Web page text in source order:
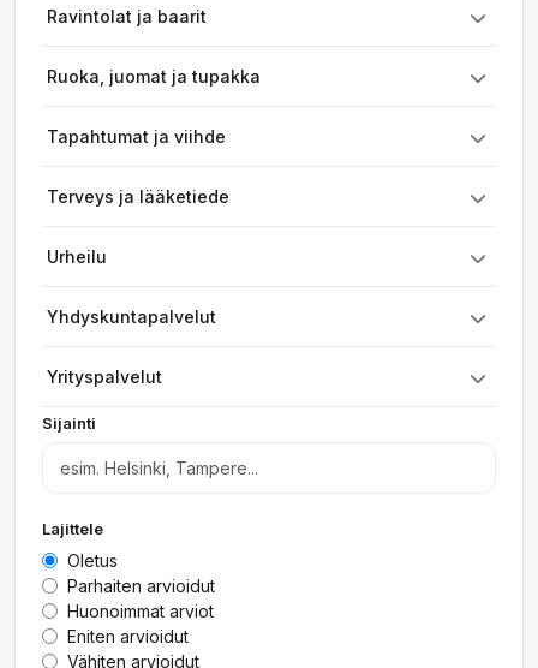
Ravintolat ja baarit
Ruoka, juomat ja tupakka
Tapahtumat ja viihde
Terveys ja lääketiede
Urheilu
Yhdyskuntapalvelut
Yrityspalvelut
Sijainti
Lajittele
Oletus
Parhaiten arvioidut
Huonoimmat arviot
Eniten arvioidut
Vähiten arvioidut